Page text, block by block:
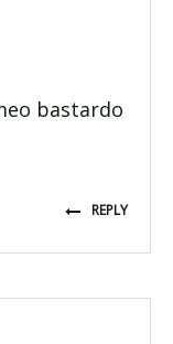
bastardo
REPLY